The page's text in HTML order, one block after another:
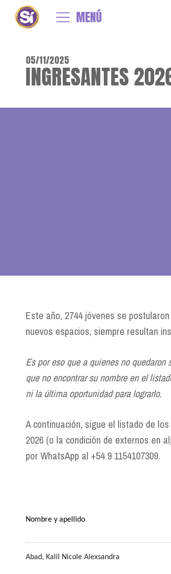
MENÚ
05/11/2025
INGRESANTES
Este año, 2744 jóvenes se
nuevos espacios, siempre resultan
Es por eso que a quienes no
que no encontrar su nombre en el
ni la última oportunidad para lograrlo.
A continuación, sigue el listado de
2026 (o la condición de externos en
por WhatsApp al +54 9 1154107309.
Nombre y apellido
Abad, Kalil Nicole Alexsandra